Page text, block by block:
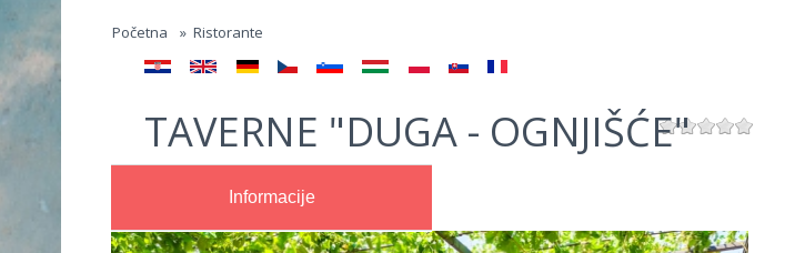
Početna » Ristorante
TAVERNE "DUGA - OGNJIŠĆE"
Informacije